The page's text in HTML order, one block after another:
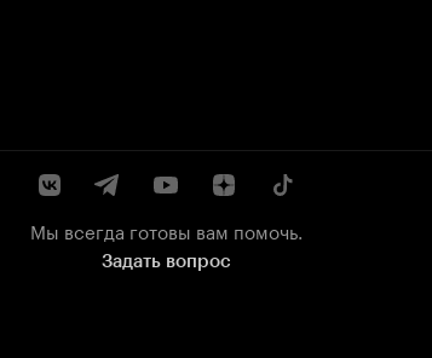
Мы всегда готовы вам помочь.
Задать вопрос